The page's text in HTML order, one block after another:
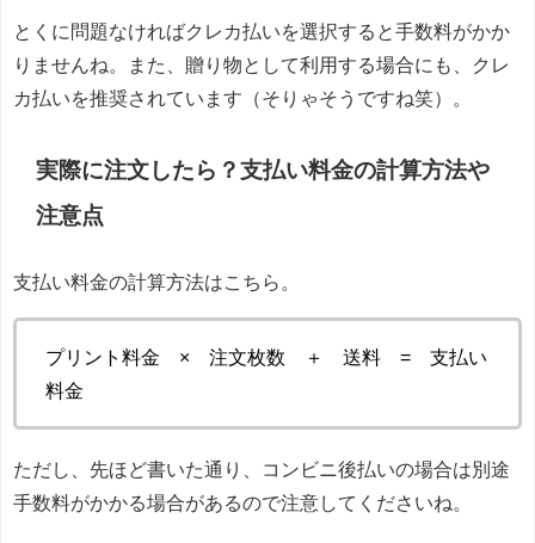
とくに問題なければクレカ払いを選択すると手数料がかか
りませんね。また、贈り物として利用する場合にも、クレ
カ払いを推奨されています（そりゃそうですね笑）。
実際に注文したら？支払い料金の計算方法や
注意点
支払い料金の計算方法はこちら。
プリント料金 × 注文枚数 ＋ 送料 = 支払い
料金
ただし、先ほど書いた通り、コンビニ後払いの場合は別途
手数料がかかる場合があるので注意してくださいね。